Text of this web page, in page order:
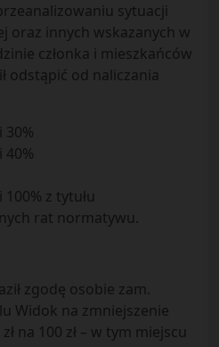
sytuacji
oraz innych wskazanych w
członka i mieszkańców
odstąpić od naliczania
30%
40%
z tytułu
rat normatywu.
zgodę osobie zam.
Widok na zmniejszenie
na 100 zł – w tym miejscu